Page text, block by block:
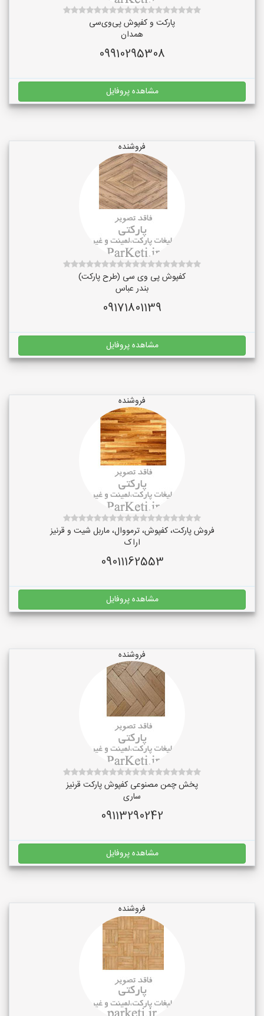
پارکت و کفپوش پی‌وی‌سی
همدان
09910295308
مشاهده پروفایل
فروشنده
کفپوش پی وی سی (طرح پارکت)
بندر عباس
09171801139
مشاهده پروفایل
فروشنده
فروش پارکت، کفپوش، ترمووال، ماربل شیت و قرنیز
اراک
09011162553
مشاهده پروفایل
فروشنده
پخش چمن مصنوعی کفپوش پارکت قرنیز
ساری
09113290242
مشاهده پروفایل
فروشنده